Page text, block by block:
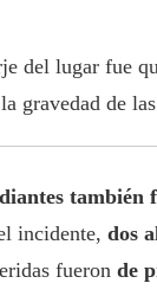
del lugar fue
gravedad de
también
incidente, dos
fueron de